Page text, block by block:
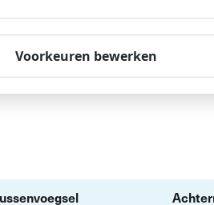
een cursist?
Voorkeuren bewerken